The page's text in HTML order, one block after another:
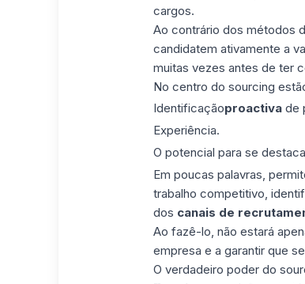
cargos.
Ao contrário dos métodos
candidatem ativamente a
muitas vezes antes de ter
No centro do sourcing
Identificaçãoproactivade
Experiência.
O potencial para se
Em poucas palavras,
trabalho competitivo,
dos canais de
Ao fazê-lo, não estará
empresa e a garantir que
O verdadeiro poder do